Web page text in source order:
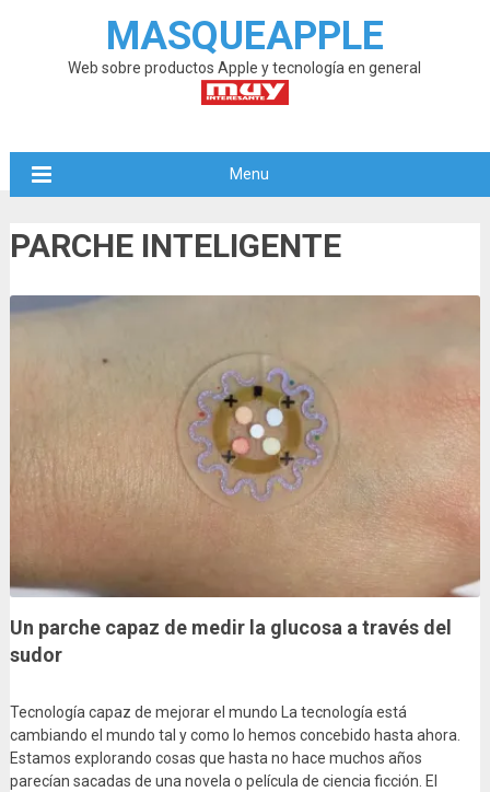
MASQUEAPPLE
Web sobre productos Apple y tecnología en general
Menu
PARCHE INTELIGENTE
Un parche capaz de medir la glucosa a través del
sudor
Tecnología capaz de mejorar el mundo La tecnología está
cambiando el mundo tal y como lo hemos concebido hasta ahora.
Estamos explorando cosas que hasta no hace muchos años
parecían sacadas de una novela o película de ciencia ficción. El